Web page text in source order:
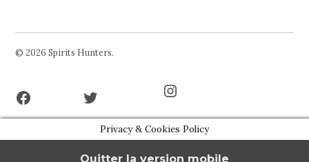
© 2026 Spirits Hunters.
Privacy & Cookies Policy
Quitter la version mobile